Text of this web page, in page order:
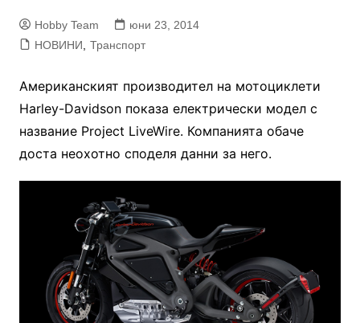
Hobby Team
юни 23, 2014
НОВИНИ
Транспорт
Американският производител на мотоциклети
Harley-Davidson показа електрически модел с
название Project LiveWire. Компанията обаче
доста неохотно споделя данни за него.